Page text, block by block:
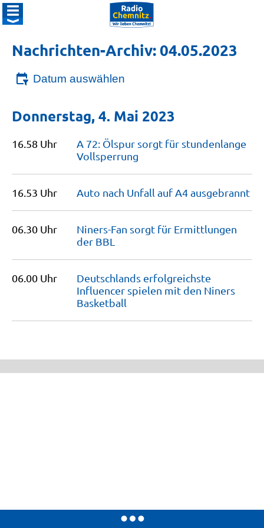
Nachrichten-Archiv: 04.05.2023
Datum auswählen
Donnerstag, 4. Mai 2023
16.58 Uhr
A 72: Ölspur sorgt für stundenlange
Vollsperrung
16.53 Uhr Auto nach Unfall auf A4ausgebrannt
06.30 Uhr
Niners-Fan sorgt für Ermittlungen
der BBL
06.00 Uhr
Deutschlands erfolgreichste
Influencer spielen mit den Niners
Basketball